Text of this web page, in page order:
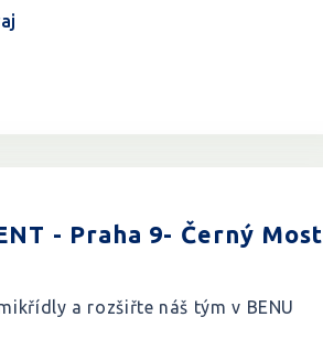
- Praha 9- Černý Most
a rozšiřte náš tým v BENU